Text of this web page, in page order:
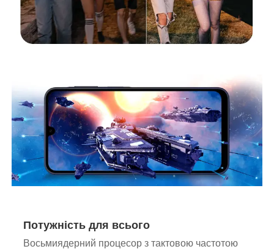
Потужність для всього
Восьмиядерний процесор з тактовою частотою